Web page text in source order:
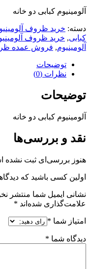
آلومینیوم کبابی دو خانه
دسته: خرید ظروف
کبابی, خرید ظروف
آلومینیوم, فروش عمده
توضیحات
نظرات (0)
توضیحات
آلومینیوم کبابی دو خانه
نقد و بررسی‌ها
هنوز بررسی‌ای ثبت نشده
اولین کسی باشید که
نشانی ایمیل شما منتشر
علامت‌گذاری شده‌اند *
امتیاز شما *
دیدگاه شما *